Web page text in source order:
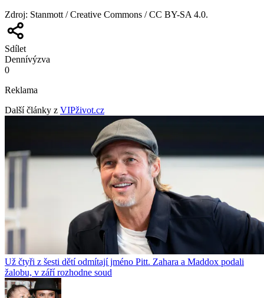
Zdroj: Stanmott / Creative Commons / CC BY-SA 4.0.
Sdílet
Dennívýzva
0
Reklama
Další články z VIPživot.cz
Už čtyři z šesti dětí odmítají jméno Pitt. Zahara a Maddox podali
žalobu, v září rozhodne soud